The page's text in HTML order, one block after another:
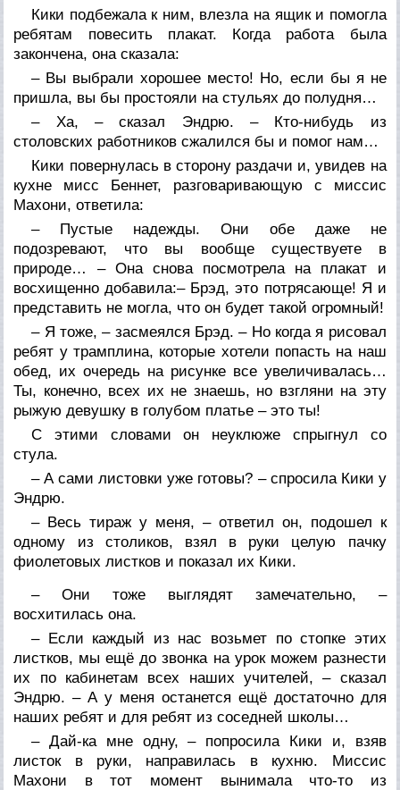
Кики подбежала к ним, влезла на ящик и помогла
ребятам повесить плакат. Когда работа была
закончена, она сказала:
– Вы выбрали хорошее место! Но, если бы я не
пришла, вы бы простояли на стульях до полудня…
– Ха, – сказал Эндрю. – Кто-нибудь из
столовских работников сжалился бы и помог нам…
Кики повернулась в сторону раздачи и, увидев на
кухне мисс Беннет, разговаривающую с миссис
Махони, ответила:
– Пустые надежды. Они обе даже не
подозревают, что вы вообще существуете в
природе… – Она снова посмотрела на плакат и
восхищенно добавила:– Брэд, это потрясающе! Я и
представить не могла, что он будет такой огромный!
– Я тоже, – засмеялся Брэд. – Но когда я рисовал
ребят у трамплина, которые хотели попасть на наш
обед, их очередь на рисунке все увеличивалась…
Ты, конечно, всех их не знаешь, но взгляни на эту
рыжую девушку в голубом платье – это ты!
С этими словами он неуклюже спрыгнул со
стула.
– А сами листовки уже готовы? – спросила Кики у
Эндрю.
– Весь тираж у меня, – ответил он, подошел к
одному из столиков, взял в руки целую пачку
фиолетовых листков и показал их Кики.
– Они тоже выглядят замечательно, –
восхитилась она.
– Если каждый из нас возьмет по стопке этих
листков, мы ещё до звонка на урок можем разнести
их по кабинетам всех наших учителей, – сказал
Эндрю. – А у меня останется ещё достаточно для
наших ребят и для ребят из соседней школы…
– Дай-ка мне одну, – попросила Кики и, взяв
листок в руки, направилась в кухню. Миссис
Махони в тот момент вынимала что-то из